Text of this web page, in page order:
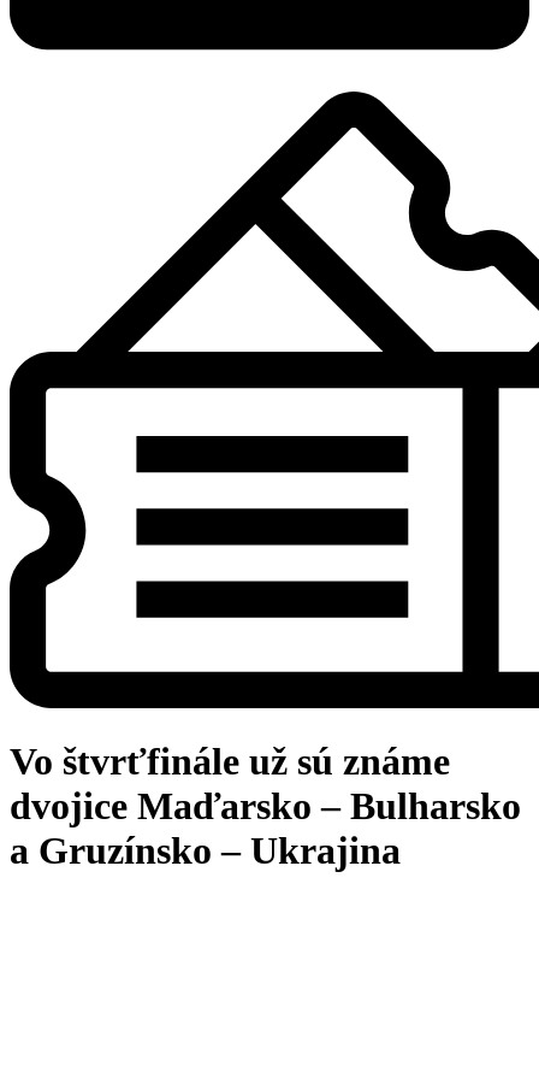
Vo štvrťfinále už sú známe
dvojice Maďarsko – Bulharsko
a Gruzínsko – Ukrajina